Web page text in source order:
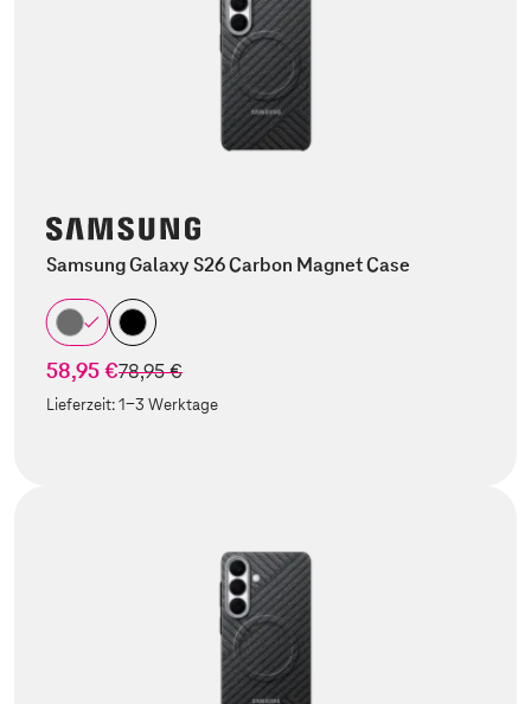
Samsung Galaxy S26 Carbon Magnet Case
58,95 €statt
78,95 €
Lieferzeit:1-3 Werktage